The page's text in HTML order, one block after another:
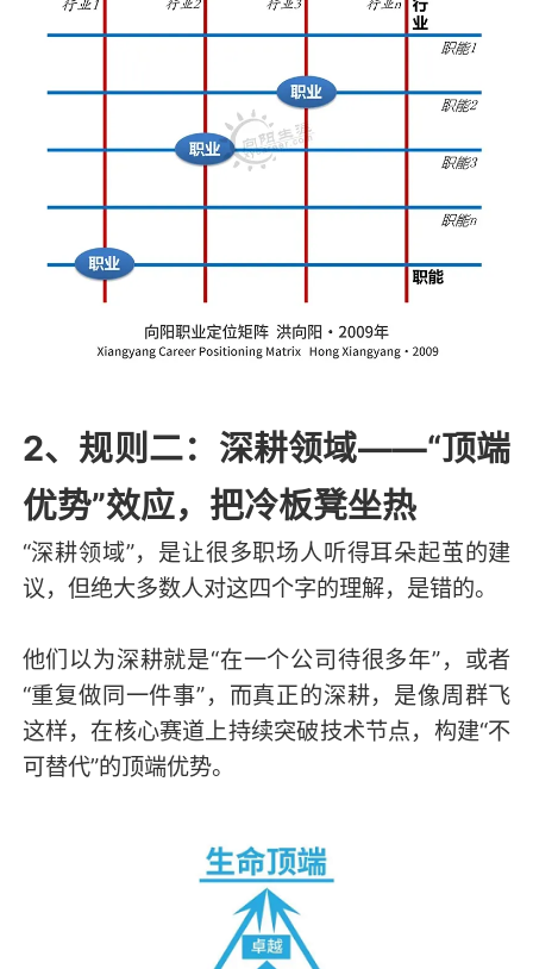
2、规则二：深耕领域——“顶端
优势”效应，把冷板凳坐热
“深耕领域”，是让很多职场人听得耳朵起茧的建
议，但绝大多数人对这四个字的理解，是错的。
他们以为深耕就是“在一个公司待很多年”，或者
“重复做同一件事”，而真正的深耕，是像周群飞
这样，在核心赛道上持续突破技术节点，构建“不
可替代”的顶端优势。